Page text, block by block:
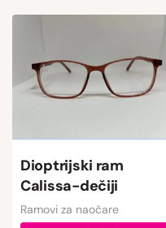
Dioptrijski ram
Calissa-dečiji
Ramovi za naočare